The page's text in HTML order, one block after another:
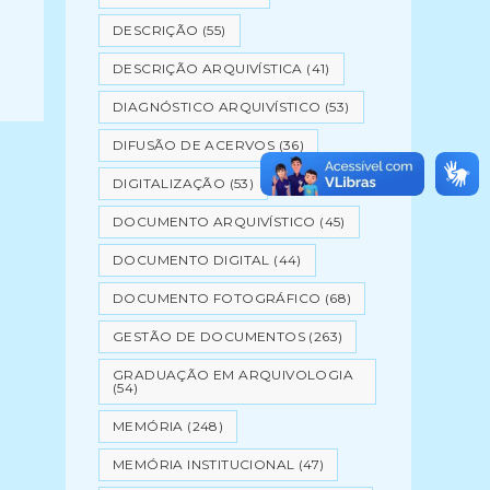
DESCRIÇÃO (55)
DESCRIÇÃO ARQUIVÍSTICA (41)
DIAGNÓSTICO ARQUIVÍSTICO (53)
DIFUSÃO DE ACERVOS (36)
DIGITALIZAÇÃO (53)
DOCUMENTO ARQUIVÍSTICO (45)
DOCUMENTO DIGITAL (44)
DOCUMENTO FOTOGRÁFICO (68)
GESTÃO DE DOCUMENTOS (263)
GRADUAÇÃO EM ARQUIVOLOGIA
(54)
MEMÓRIA (248)
MEMÓRIA INSTITUCIONAL (47)